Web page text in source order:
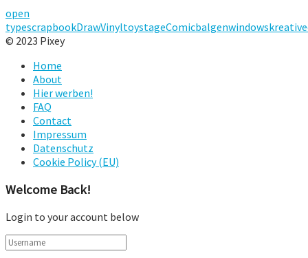
open
typescrapbookDrawVinyltoystageComicbalgenwindowskreative
© 2023 Pixey
Home
About
Hier werben!
FAQ
Contact
Impressum
Datenschutz
Cookie Policy (EU)
Welcome Back!
Login to your account below